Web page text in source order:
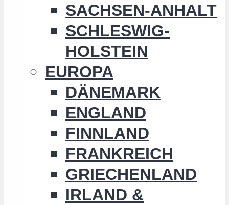
SACHSEN-ANHALT
SCHLESWIG-
HOLSTEIN
EUROPA
DÄNEMARK
ENGLAND
FINNLAND
FRANKREICH
GRIECHENLAND
IRLAND &